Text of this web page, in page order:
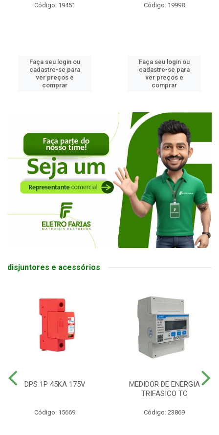
Código: 19451
Faça seu login ou
cadastre-se para
ver preços e
comprar
Código: 19998
Faça seu login ou
cadastre-se para
ver preços e
comprar
disjuntores e acessórios
DPS 1P 45KA 175V
Código: 15669
MEDIDOR DE ENERGIA
TRIFASICO TC
Código: 23869